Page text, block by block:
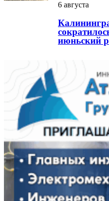
6 августа
июньский